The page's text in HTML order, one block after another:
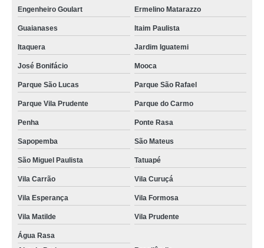
Engenheiro Goulart Ermelino Matarazzo
Guaianases Itaim Paulista
Itaquera Jardim Iguatemi
José Bonifácio Mooca
Parque São Lucas Parque São Rafael
Parque Vila Prudente Parque do Carmo
Penha Ponte Rasa
Sapopemba São Mateus
São Miguel Paulista Tatuapé
Vila Carrão Vila Curuçá
Vila Esperança Vila Formosa
Vila Matilde Vila Prudente
Água Rasa